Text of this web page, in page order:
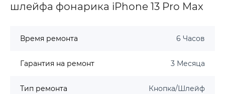
шлейфа фонарика iPhone 13 Pro Max
Время ремонта 6 Часов
Гарантия на ремонт 3 Месяца
Тип ремонта Кнопка/Шлейф